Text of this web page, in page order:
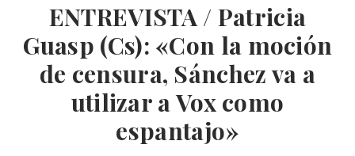
ENTREVISTA / Patricia
Guasp (Cs): «Con la moción
de censura, Sánchez va a
utilizar a Vox como
espantajo»